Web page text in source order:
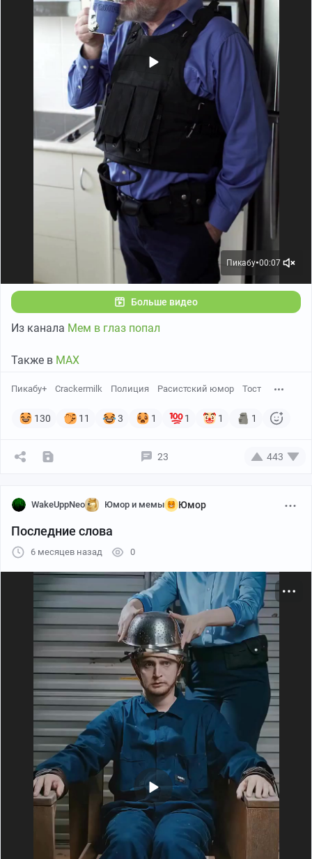
Пикабу●00:07
Больше видео
Из канала Мем в глаз попал
Также в МАХ
Пикабу+ Crackermilk Полиция Расистский юмор Тост
130 11 3 1 1 1 1
23 443
WakeUppNeo Юмор и мемы Юмор
Последние слова
6 месяцев назад 0